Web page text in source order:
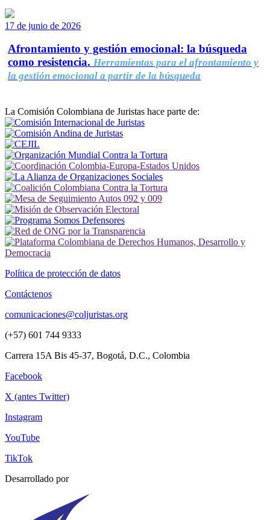
17 de junio de 2026
Afrontamiento y gestión emocional: la búsqueda
como resistencia. Herramientas para el afrontamiento y
la gestión emocional a partir de la búsqueda
La Comisión Colombiana de Juristas hace parte de:
Política de protección de datos
Contáctenos
comunicaciones@coljuristas.org
(+57) 601 744 9333
Carrera 15A Bis 45-37, Bogotá, D.C., Colombia
Facebook
X (antes Twitter)
Instagram
YouTube
TikTok
Desarrollado por